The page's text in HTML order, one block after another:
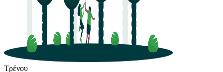
Τρένου